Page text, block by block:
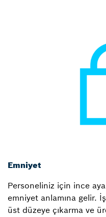
Emniyet
Personeliniz için ince
emniyet anlamına gelir.
üst düzeye çıkarma ve